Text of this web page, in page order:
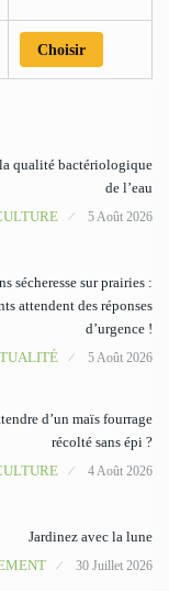
Choisir
qualité bactériologique
de l’eau
5 Août 2026
sécheresse sur prairies :
attendent des réponses
d’urgence !
5 Août 2026
d’un maïs fourrage
récolté sans épi ?
4 Août 2026
Jardinez avec la lune
30 Juillet 2026